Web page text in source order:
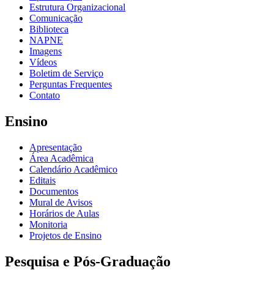
Estrutura Organizacional
Comunicação
Biblioteca
NAPNE
Imagens
Vídeos
Boletim de Serviço
Perguntas Frequentes
Contato
Ensino
Apresentação
Área Acadêmica
Calendário Acadêmico
Editais
Documentos
Mural de Avisos
Horários de Aulas
Monitoria
Projetos de Ensino
Pesquisa e Pós-Graduação